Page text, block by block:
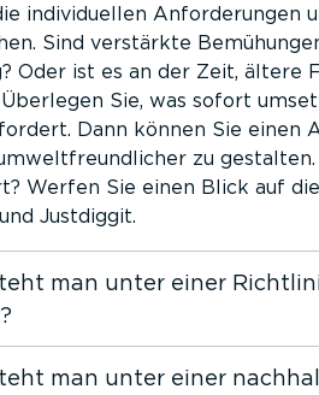
indivi­du­ellen Anfor­de­rungen
Sind verstärkte
Oder ist es an der Zeit, ältere
Sie, was sofort
Dann können Sie einen
zu
Werfen Sie einen Blick auf die
Justdiggit.
man unter einer
man unter einer